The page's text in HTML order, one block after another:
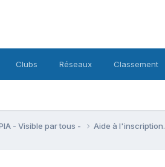
Clubs Réseaux Classement
- Visible par tous - Aide à l'inscription.